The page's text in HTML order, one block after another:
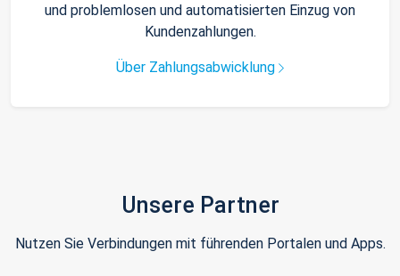
und problemlosen und automatisierten Einzug von
Kundenzahlungen.
Über Zahlungsabwicklung
Unsere Partner
Nutzen Sie Verbindungen mit führenden Portalen und Apps.